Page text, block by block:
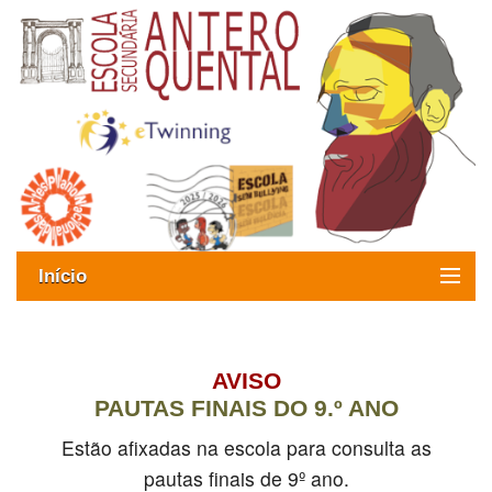
Início
AVISO
PAUTAS FINAIS DO 9.º ANO
Estão afixadas na escola para consulta as
pautas finais de 9º ano.